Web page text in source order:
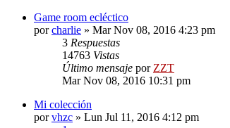
Game room ecléctico
porcharlie » Mar Nov 08, 2016 4:23 pm
3 Respuestas
14763 Vistas
Último mensaje por ZZT
Mar Nov 08, 2016 10:31 pm
Mi colección
porvhzc » Lun Jul 11, 2016 4:12 pm